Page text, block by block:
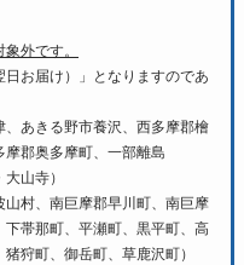
外です。
お届け）」となりますのであ
、あきる野市養沢、西多摩郡檜
郡奥多摩町、一部離島
山寺）
山村、南巨摩郡早川町、南巨摩
帯那町、平瀬町、黒平町、高
狩町、御岳町、草鹿沢町）